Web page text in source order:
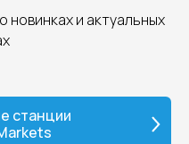
новинках и актуальных
станции